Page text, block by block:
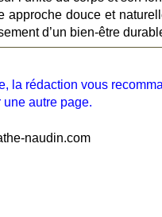
douce et
d’un bien-être
la rédaction vous
une autre page.
naudin.com